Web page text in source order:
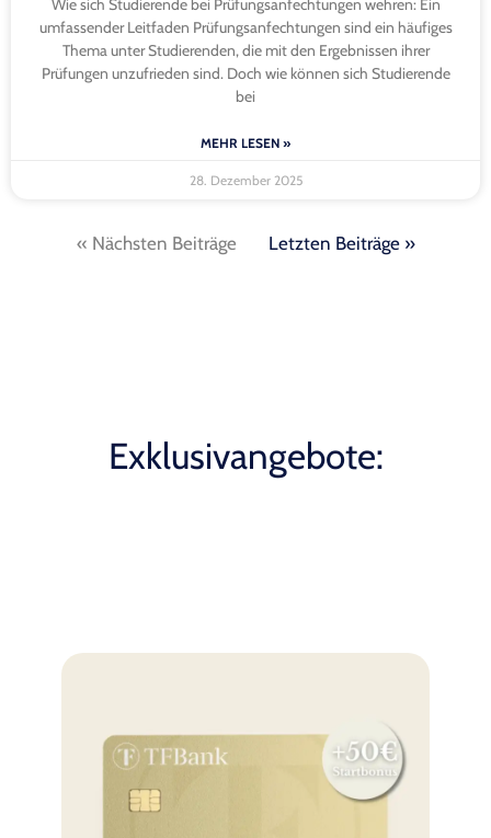
Wie sich Studierende bei Prüfungsanfechtungen wehren: Ein
umfassender Leitfaden Prüfungsanfechtungen sind ein häufiges
Thema unter Studierenden, die mit den Ergebnissen ihrer
Prüfungen unzufrieden sind. Doch wie können sich Studierende
bei
MEHR LESEN »
28. Dezember 2025
« Nächsten Beiträge Letzten Beiträge »
Exklusivangebote: